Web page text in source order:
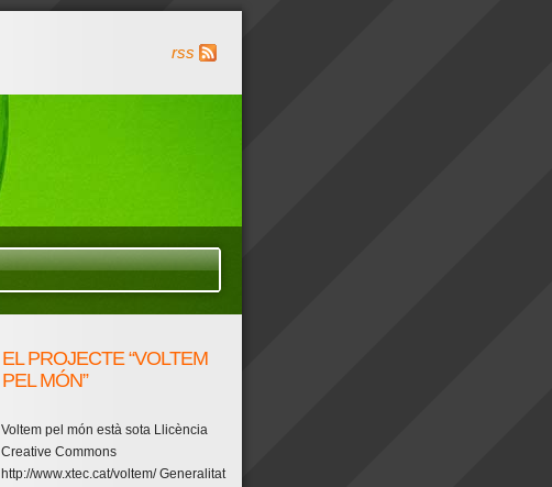
rss
EL PROJECTE “VOLTEM
PEL MÓN”
Voltem pel món està sota Llicència
Creative Commons
http://www.xtec.cat/voltem/ Generalitat